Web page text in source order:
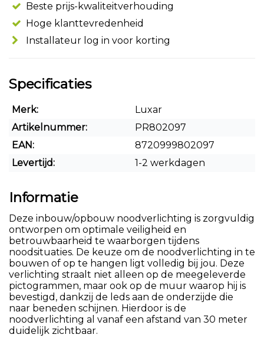
Beste prijs-kwaliteitverhouding
Hoge klanttevredenheid
Installateur log in voor korting
Specificaties
Merk:
Luxar
Artikelnummer:
PR802097
EAN:
8720999802097
Levertijd:
1-2 werkdagen
Informatie
Deze inbouw/opbouw noodverlichting is zorgvuldig
ontworpen om optimale veiligheid en
betrouwbaarheid te waarborgen tijdens
noodsituaties. De keuze om de noodverlichting in te
bouwen of op te hangen ligt volledig bij jou. Deze
verlichting straalt niet alleen op de meegeleverde
pictogrammen, maar ook op de muur waarop hij is
bevestigd, dankzij de leds aan de onderzijde die
naar beneden schijnen. Hierdoor is de
noodverlichting al vanaf een afstand van 30 meter
duidelijk zichtbaar.